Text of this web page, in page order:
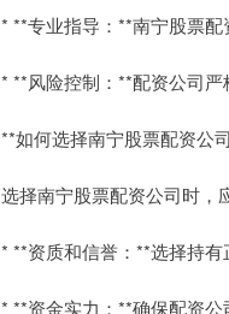
* **专业指导：**南宁股票配
* **风险控制：**配资公司严
**如何选择南宁股票配资公
选择南宁股票配资公司时，
* **资质和信誉：**选择持有
* **资金实力：**确保配资公